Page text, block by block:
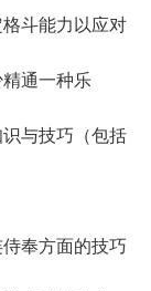
斗能力以应对
通一种乐
与技巧（包括
奉方面的技巧